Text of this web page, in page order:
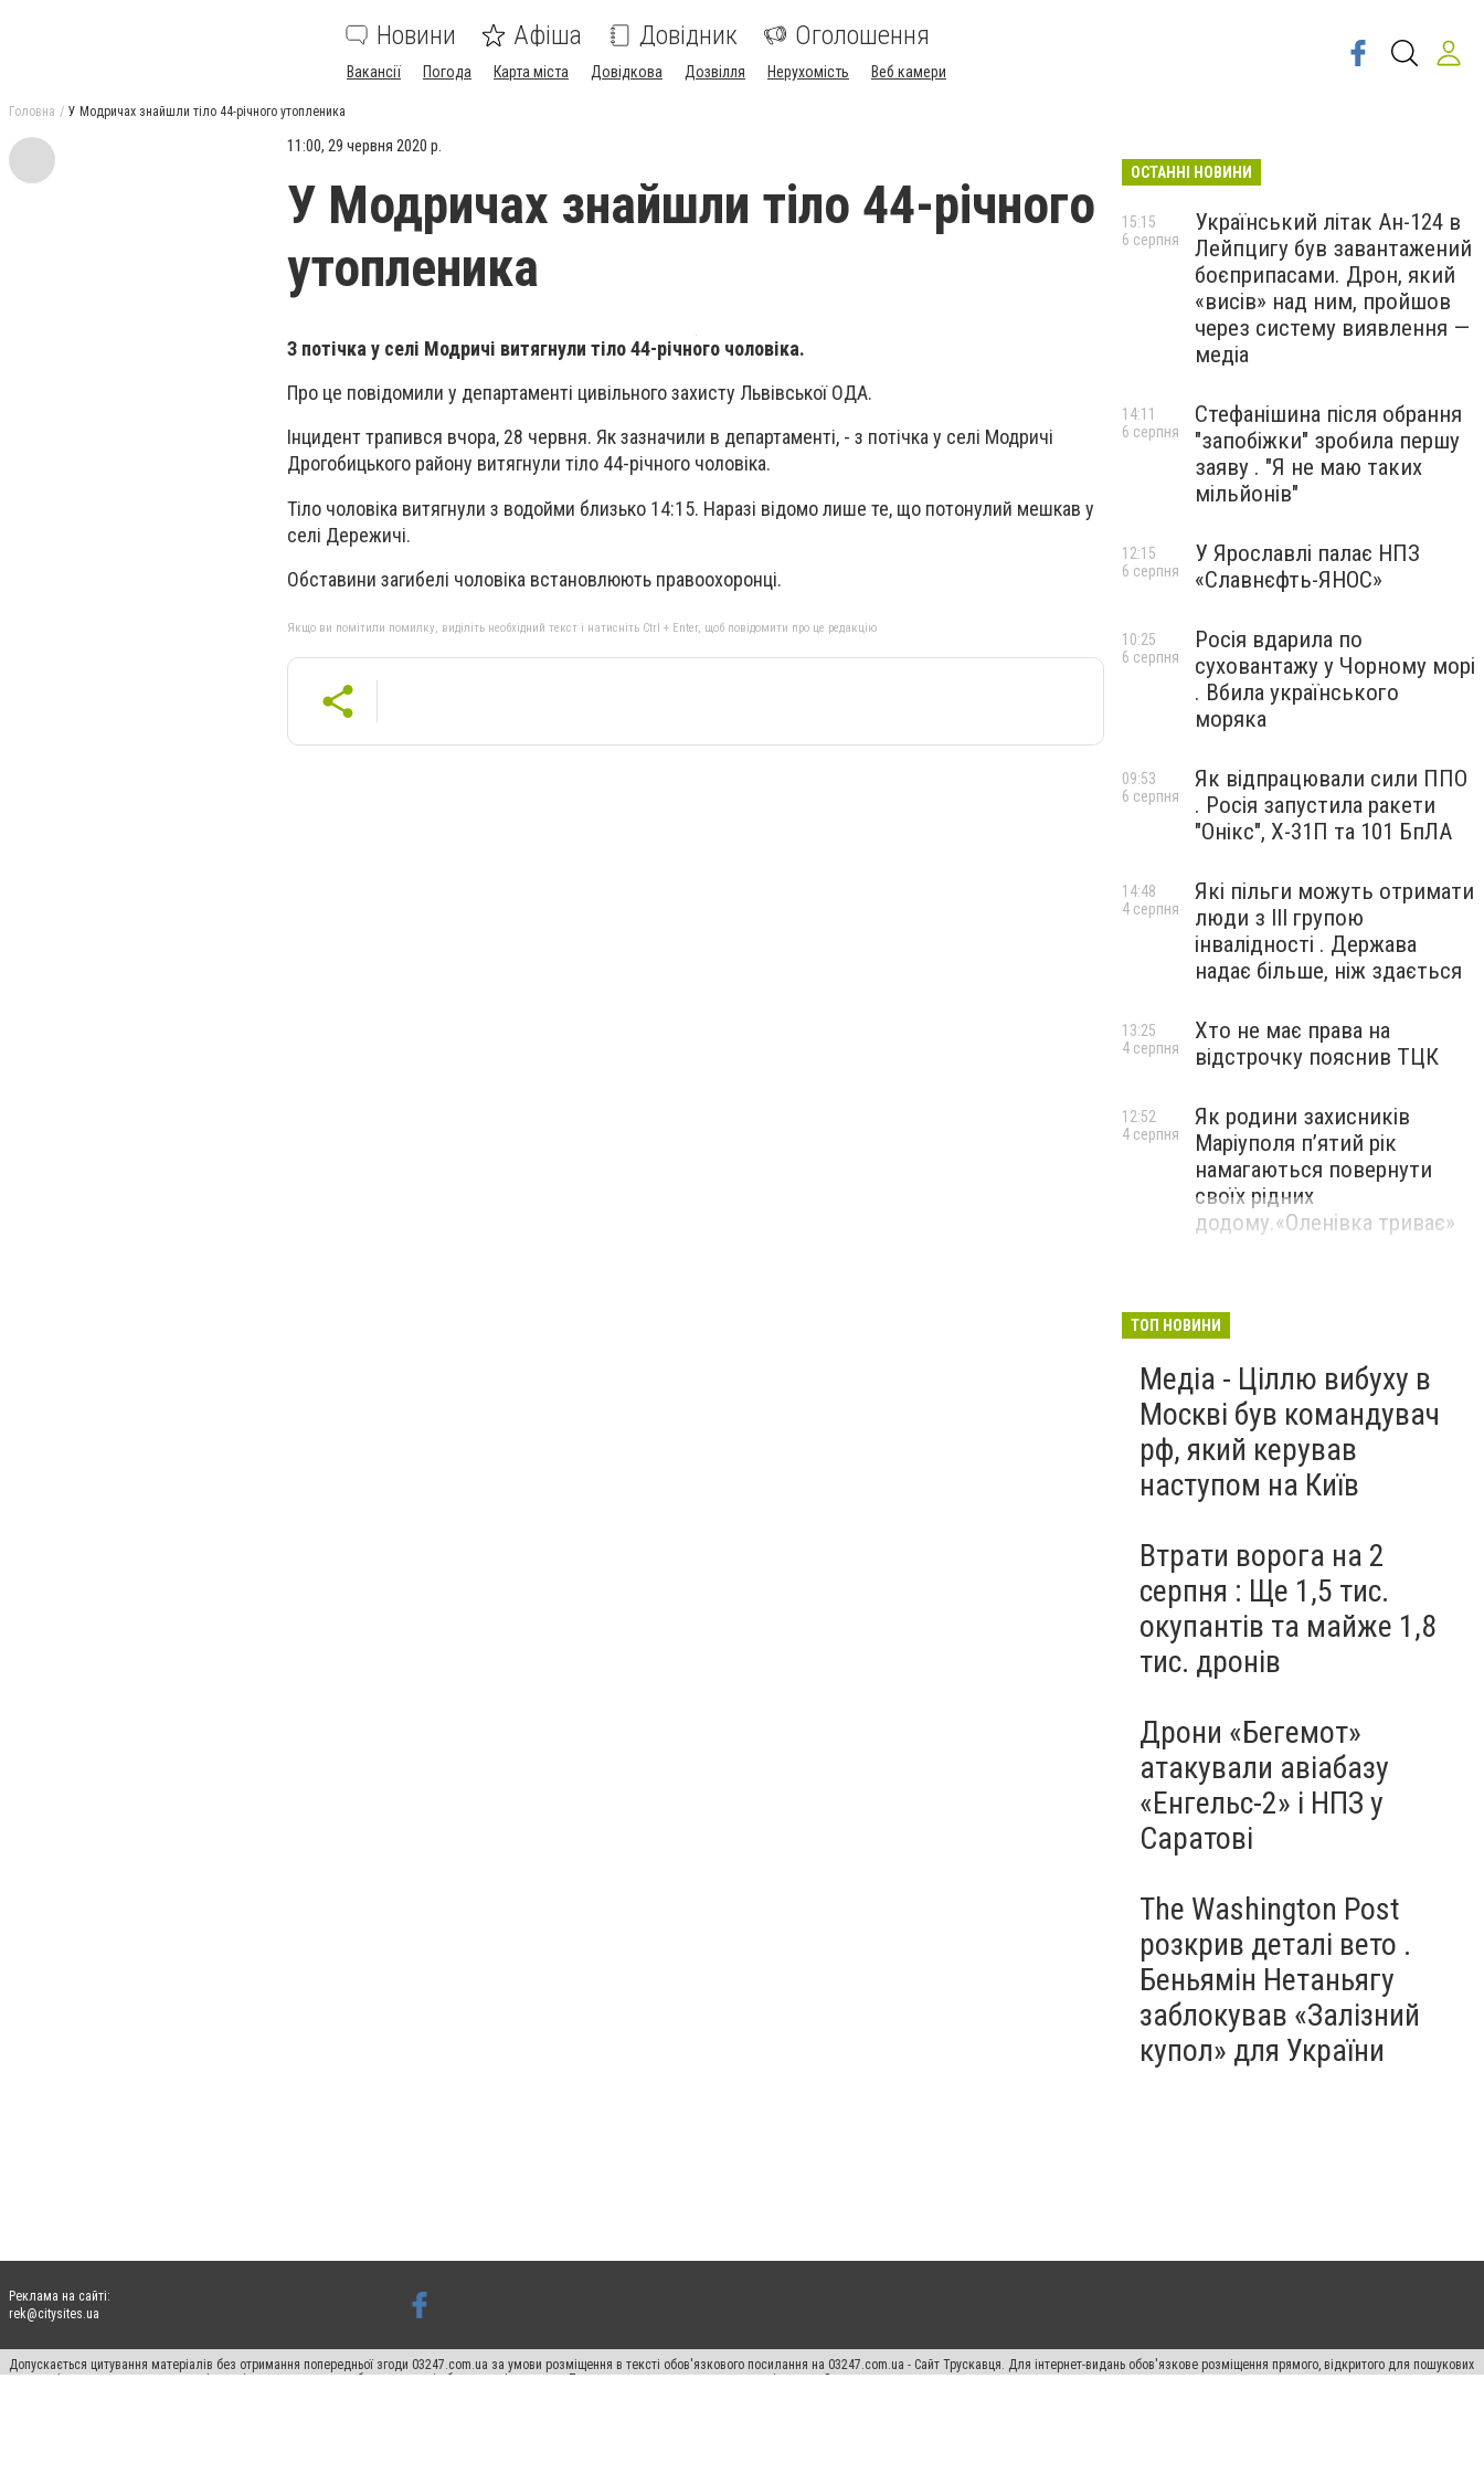
Новини Афіша Довідник Оголошення
Вакансії Погода Карта міста Довідкова Дозвілля Нерухомість Веб камери
Головна У Модричах знайшли тіло 44-річного утопленика
11:00, 29 червня 2020 р.
У Модричах знайшли тіло 44-річного
утопленика
З потічка у селі Модричі витягнули тіло 44-річного чоловіка.
Про це повідомили у департаменті цивільного захисту Львівської ОДА.
Інцидент трапився вчора, 28 червня. Як зазначили в департаменті, - з потічка у селі Модричі
Дрогобицького району витягнули тіло 44-річного чоловіка.
Тіло чоловіка витягнули з водойми близько 14:15. Наразі відомо лише те, що потонулий мешкав у
селі Дережичі.
Обставини загибелі чоловіка встановлюють правоохоронці.
Якщо ви помітили помилку, виділіть необхідний текст і натисніть Ctrl + Enter, щоб повідомити про це редакцію
ОСТАННІ НОВИНИ
Український літак Ан-124 в
Лейпцигу був завантажений
боєприпасами. Дрон, який
«висів» над ним, пройшов
через систему виявлення —
медіа
15:15
6 серпня
Стефанішина після обрання
"запобіжки" зробила першу
заяву . "Я не маю таких
мільйонів"
14:11
6 серпня
У Ярославлі палає НПЗ
«Славнєфть-ЯНОС»
12:15
6 серпня
Росія вдарила по
суховантажу у Чорному морі
. Вбила українського
моряка
10:25
6 серпня
Як відпрацювали сили ППО
. Росія запустила ракети
"Онікс", Х-31П та 101 БпЛА
09:53
6 серпня
Які пільги можуть отримати
люди з III групою
інвалідності . Держава
надає більше, ніж здається
14:48
4 серпня
Хто не має права на
відстрочку пояснив ТЦК
13:25
4 серпня
Як родини захисників
Маріуполя пʼятий рік
намагаються повернути
своїх рідних
додому.«Оленівка триває»
12:52
4 серпня
ТОП НОВИНИ
Медіа - Ціллю вибуху в
Москві був командувач
рф, який керував
наступом на Київ
Втрати ворога на 2
серпня : Ще 1,5 тис.
окупантів та майже 1,8
тис. дронів
Дрони «Бегемот»
атакували авіабазу
«Енгельс-2» і НПЗ у
Саратові
The Washington Post
розкрив деталі вето .
Беньямін Нетаньягу
заблокував «Залізний
купол» для України
Реклама на сайті:
rek@citysites.ua
Допускається цитування матеріалів без отримання попередньої згоди 03247.com.ua за умови розміщення в тексті обов'язкового посилання на 03247.com.ua - Сайт Трускавця. Для інтернет-видань обов'язкове розміщення прямого, відкритого для пошукових
систем гіперпосилання на цитовані статті не нижче другого абзацу в тексті або в якості джерела. Порушення виняткових прав переслідується Законом.